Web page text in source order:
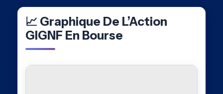
📈 Graphique De L’Action
GIGNF En Bourse